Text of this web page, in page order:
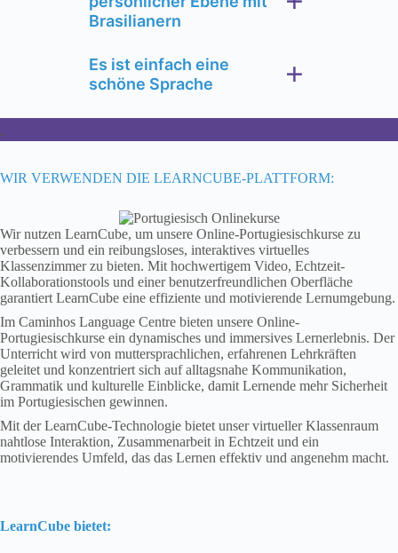
Brasilianern
Es ist einfach eine
schöne Sprache
.
WIR VERWENDEN DIE LEARNCUBE-PLATTFORM:
Wir nutzen LearnCube, um unsere Online-Portugiesischkurse zu
verbessern und ein reibungsloses, interaktives virtuelles
Klassenzimmer zu bieten. Mit hochwertigem Video, Echtzeit-
Kollaborationstools und einer benutzerfreundlichen Oberfläche
garantiert LearnCube eine effiziente und motivierende Lernumgebung.
Im Caminhos Language Centre bieten unsere Online-
Portugiesischkurse ein dynamisches und immersives Lernerlebnis. Der
Unterricht wird von muttersprachlichen, erfahrenen Lehrkräften
geleitet und konzentriert sich auf alltagsnahe Kommunikation,
Grammatik und kulturelle Einblicke, damit Lernende mehr Sicherheit
im Portugiesischen gewinnen.
Mit der LearnCube-Technologie bietet unser virtueller Klassenraum
nahtlose Interaktion, Zusammenarbeit in Echtzeit und ein
motivierendes Umfeld, das das Lernen effektiv und angenehm macht.
LearnCube bietet: